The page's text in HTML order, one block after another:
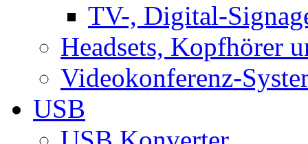
TV-, Digital-
Headsets, Kopfhörer
Videokonferenz-
USB